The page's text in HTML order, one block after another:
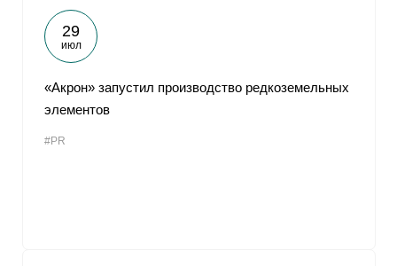
29
июл
«Акрон» запустил производство редкоземельных
элементов
#PR